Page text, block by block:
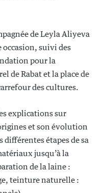
de Leyla Aliyeva
occasion, suivi des
pour la
de Rabat et la place de
des cultures.
explications sur
et son évolution
différentes étapes de sa
jusqu’à la
de la laine :
teinture naturelle :